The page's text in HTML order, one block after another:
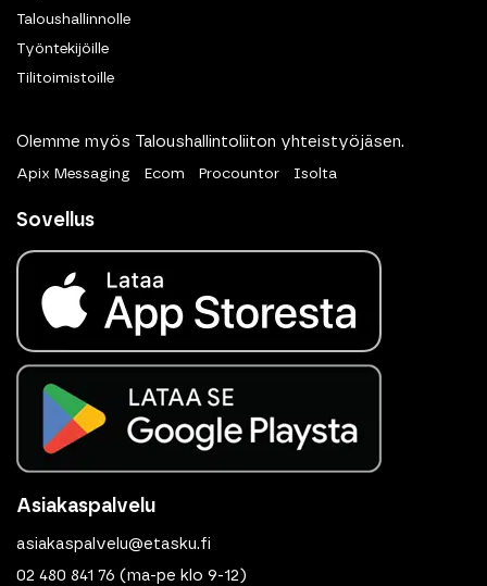
Taloushallinnolle
Työntekijöille
Tilitoimistoille
Olemme myös Taloushallintoliiton yhteistyöjäsen.
Apix Messaging Ecom Procountor Isolta
Sovellus
Asiakaspalvelu
asiakaspalvelu@etasku.fi
02 480 841 76 (ma-pe klo 9-12)